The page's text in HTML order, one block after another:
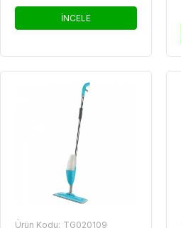
İNCELE
Ürün Kodu: TG020109